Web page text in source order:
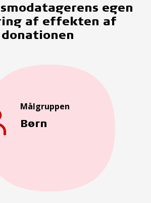
egen
af effekten af
donationen
Målgruppen
Børn